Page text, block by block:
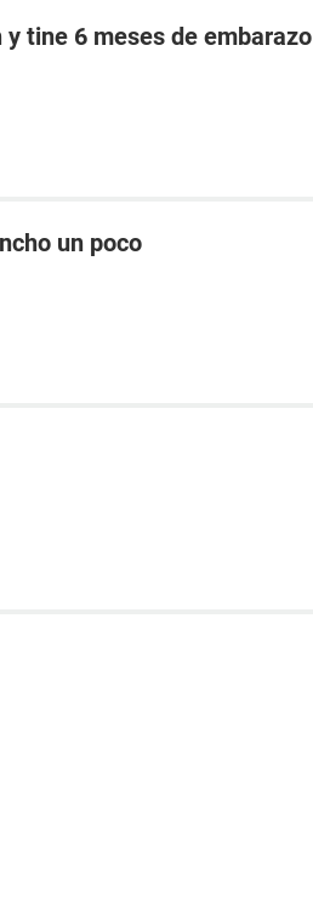
tine 6 meses de embarazo
un poco